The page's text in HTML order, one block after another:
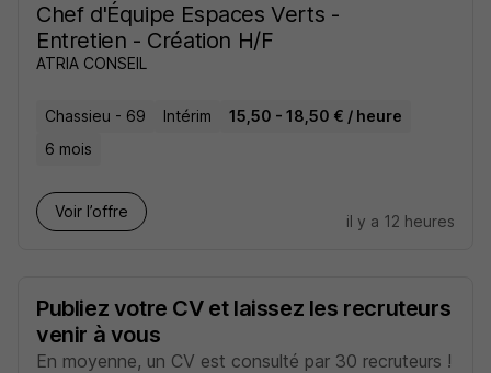
Chef d'Équipe Espaces Verts -
Entretien - Création H/F
ATRIA CONSEIL
Chassieu - 69 Intérim
15,50 - 18,50 € / heure
6 mois
Voir l’offre
il y a 12 heures
Publiez votre CV et laissez les recruteurs
venir à vous
En moyenne, un CV est consulté par 30 recruteurs !